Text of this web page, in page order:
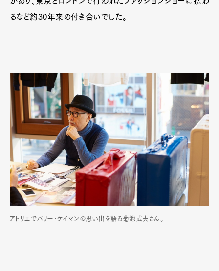
るなど約30年来の付き合いでした。
アトリエでバリー・ケイマンの思い出を語る菊池武夫さん。